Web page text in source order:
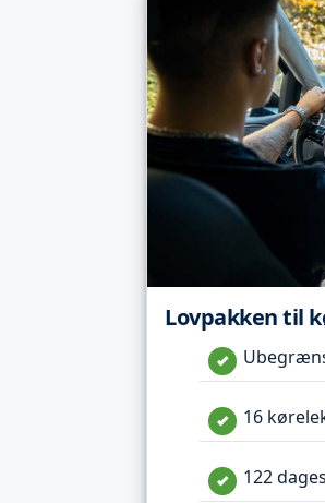
Lovpakken til
16
122